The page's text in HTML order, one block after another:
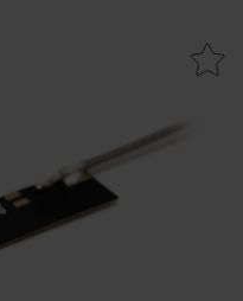
Makera fPC-antenn 868MHz